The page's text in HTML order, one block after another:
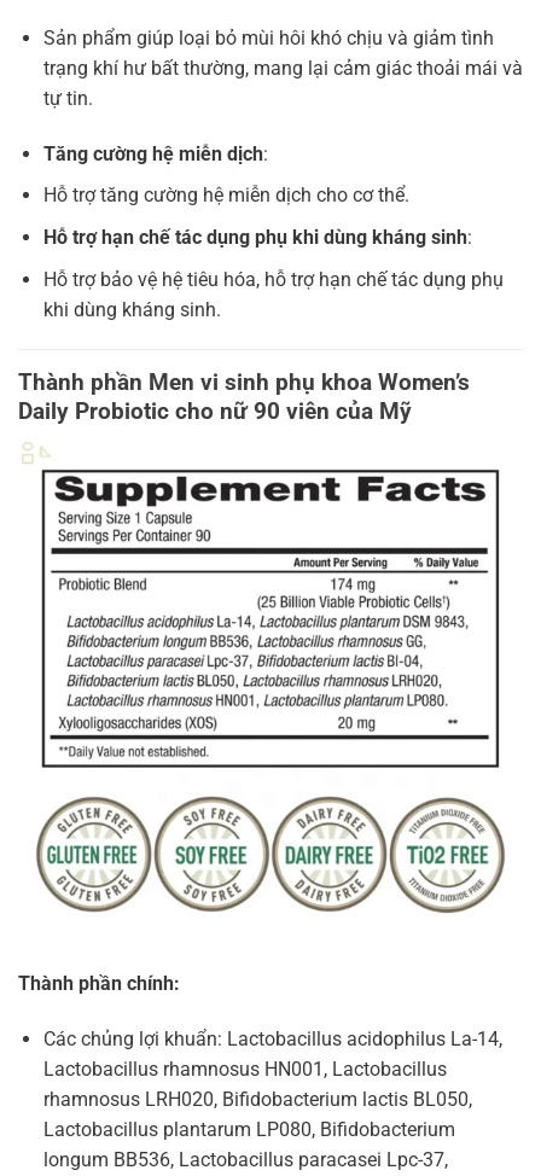
Sản phẩm giúp loại bỏ mùi hôi khó chịu và giảm tình
trạng khí hư bất thường, mang lại cảm giác thoải mái và
tự tin.
Tăng cường hệ miễn dịch:
Hỗ trợ tăng cường hệ miễn dịch cho cơ thể.
Hỗ trợ hạn chế tác dụng phụ khi dùng kháng sinh:
Hỗ trợ bảo vệ hệ tiêu hóa, hỗ trợ hạn chế tác dụng phụ
khi dùng kháng sinh.
Thành phần Men vi sinh phụ khoa Women’s
Daily Probiotic cho nữ 90 viên của Mỹ
Thành phần chính:
Các chủng lợi khuẩn: Lactobacillus acidophilus La-14,
Lactobacillus rhamnosus HN001, Lactobacillus
rhamnosus LRH020, Bifidobacterium lactis BL050,
Lactobacillus plantarum LP080, Bifidobacterium
longum BB536, Lactobacillus paracasei Lpc-37,